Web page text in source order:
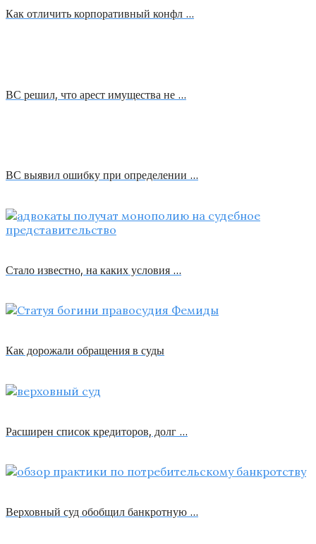
Как отличить корпоративный конфл …
ВС решил, что арест имущества не …
ВС выявил ошибку при определении …
Стало известно, на каких условия …
Как дорожали обращения в суды
Расширен список кредиторов, долг …
Верховный суд обобщил банкротную …